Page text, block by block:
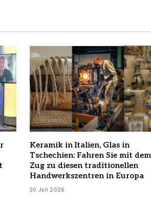
Keramik in Italien, Glas in
Tschechien: Fahren Sie mit dem
Zug zu diesen traditionellen
Handwerkszentren in Europa
30 Juli 2026